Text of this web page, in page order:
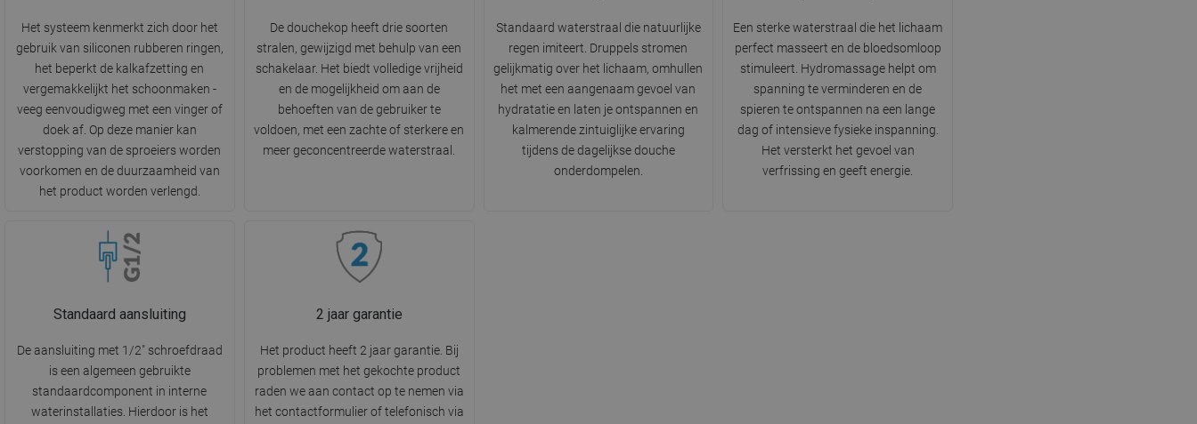
Het systeem kenmerkt zich door het
gebruik van siliconen rubberen ringen,
het beperkt de kalkafzetting en
vergemakkelijkt het schoonmaken -
veeg eenvoudigweg met een vinger of
doek af. Op deze manier kan
verstopping van de sproeiers worden
voorkomen en de duurzaamheid van
het product worden verlengd.
De douchekop heeft drie soorten
stralen, gewijzigd met behulp van een
schakelaar. Het biedt volledige vrijheid
en de mogelijkheid om aan de
behoeften van de gebruiker te
voldoen, met een zachte of sterkere en
meer geconcentreerde waterstraal.
Standaard waterstraal die natuurlijke
regen imiteert. Druppels stromen
gelijkmatig over het lichaam, omhullen
het met een aangenaam gevoel van
hydratatie en laten je ontspannen en
kalmerende zintuiglijke ervaring
tijdens de dagelijkse douche
onderdompelen.
Een sterke waterstraal die het lichaam
perfect masseert en de bloedsomloop
stimuleert. Hydromassage helpt om
spanning te verminderen en de
spieren te ontspannen na een lange
dag of intensieve fysieke inspanning.
Het versterkt het gevoel van
verfrissing en geeft energie.
Standaard aansluiting
De aansluiting met 1/2" schroefdraad
is een algemeen gebruikte
standaardcomponent in interne
waterinstallaties. Hierdoor is het
2 jaar garantie
Het product heeft 2 jaar garantie. Bij
problemen met het gekochte product
raden we aan contact op te nemen via
het contactformulier of telefonisch via